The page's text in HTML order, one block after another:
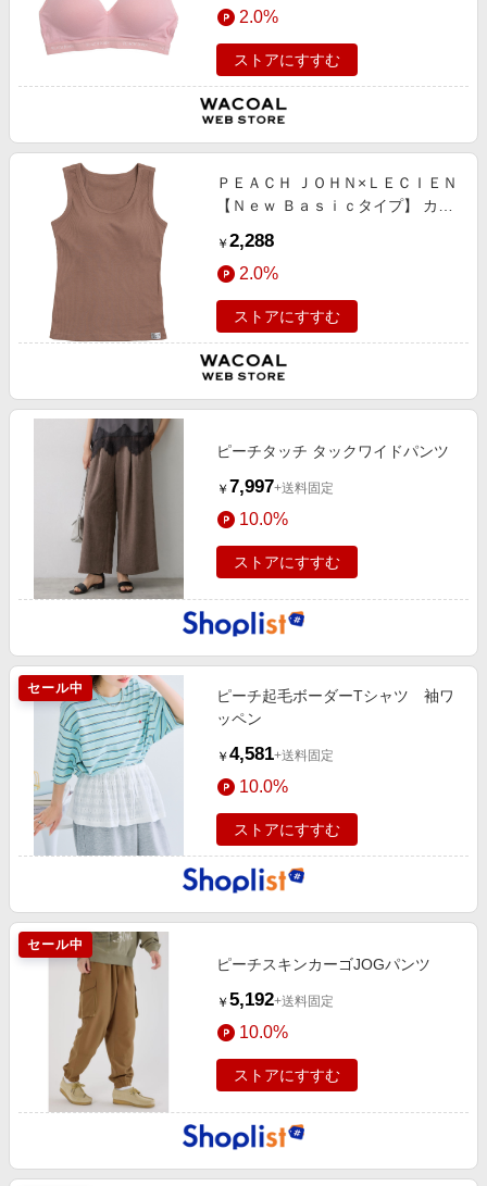
2.0%
ストアにすすむ
ＰＥＡＣＨ ＪＯＨＮ×ＬＥＣＩＥＮ
【Ｎｅｗ Ｂａｓｉｃタイプ】 カッ
ンクトップ
￥ 2,288
2.0%
ストアにすすむ
ピーチタッチ タックワイドパンツ
￥ 7,997+送料固定
10.0%
ストアにすすむ
セール中
ピーチ起毛ボーダーTシャツ 袖ワ
ッペン
￥ 4,581+送料固定
10.0%
ストアにすすむ
セール中
ピーチスキンカーゴJOGパンツ
￥ 5,192+送料固定
10.0%
ストアにすすむ